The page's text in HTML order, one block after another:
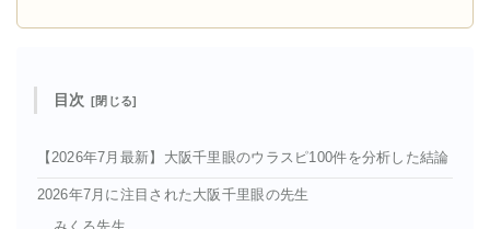
目次
【2026年7月最新】大阪千里眼のウラスピ100件を分析した結論
2026年7月に注目された大阪千里眼の先生